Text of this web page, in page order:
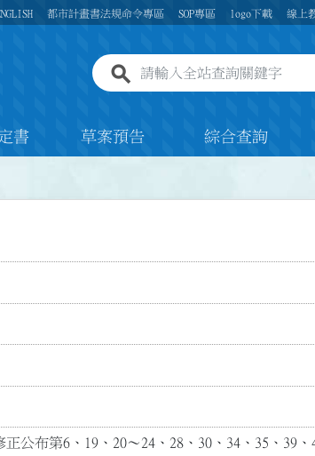
都市計畫書法規命令專區 SOP專區 logo下載 線上
全站查詢關鍵字欄位
書 草案預告 綜合查詢
公布第6、19、20～24、28、30、34、35、39、